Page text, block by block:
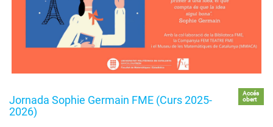
Jornada Sophie Germain FME (Curs 2025-
2026)
Accés
obert